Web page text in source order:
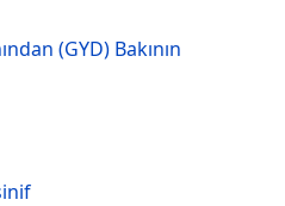
(GYD) Bakının